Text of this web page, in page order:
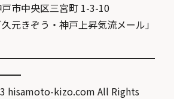
中央区三宮町 1-3-10
元きぞう・神戸上昇気流メール」
hisamoto-kizo.com All Rights